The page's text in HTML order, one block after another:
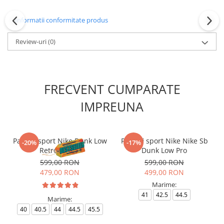
Informatii conformitate produs
Review-uri(0)
FRECVENT CUMPARATE
IMPREUNA
-20%
Pantofi sport Nike Dunk Low
Retro Panda
599,00 RON
479,00 RON
Marime:
40 40.5 44 44.5 45.5
-17%
Pantofi sport Nike Nike Sb
Dunk Low Pro
599,00 RON
499,00 RON
Marime:
41 42.5 44.5